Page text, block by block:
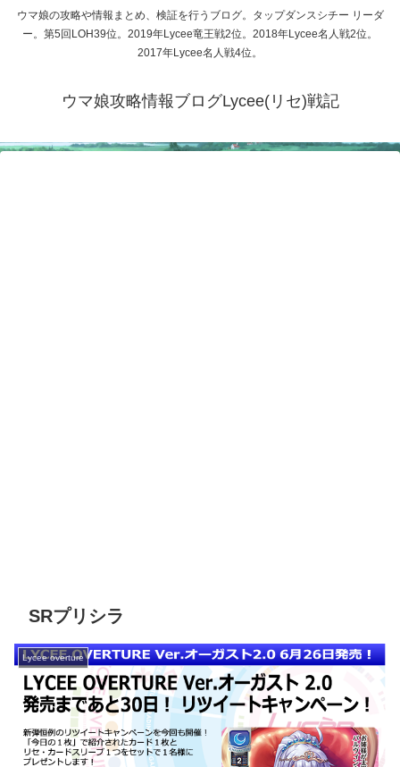
ウマ娘の攻略や情報まとめ、検証を行うブログ。タップダンスシチー リーダ
ー。第5回LOH39位。2019年Lycee竜王戦2位。2018年Lycee名人戦2位。
2017年Lycee名人戦4位。
ウマ娘攻略情報ブログLycee(リセ)戦記
SRプリシラ
Lycee overture